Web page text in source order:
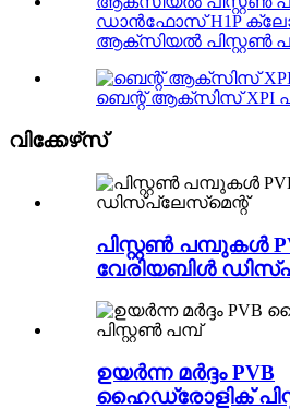
ഡാൻഫോസ് H1P
ആക്സിയൽ പിസ്റ്റൺ
ബെന്റ് ആക്സിസ് XPI
വിക്കേഴ്‌സ്
പിസ്റ്റൺ പമ്പുകൾ
വേരിയബിൾ
ഉയർന്ന മർദ്ദം PVB
ഹൈഡ്രോളിക്